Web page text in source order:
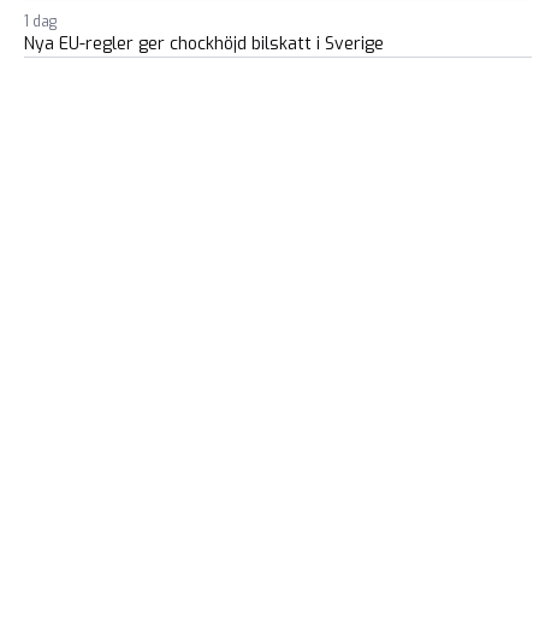
1 dag
Nya EU-regler ger chockhöjd bilskatt i Sverige